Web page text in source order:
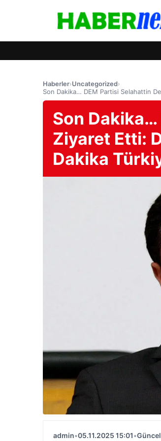
Haberler›Uncategorized›
Son Dakika… DEM Partisi Selahattin
Son Dakika…
Ziyaret Etti:
Dakika
admin•05.11.2025 15:01•